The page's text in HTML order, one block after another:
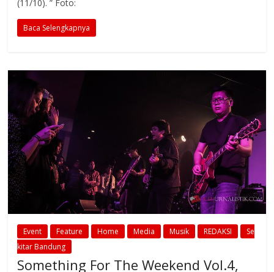
(11/10). ” Foto:
Baca Selengkapnya
Event Feature Home Media Musik REDAKSI
Se
kitar Bandung
Something For The Weekend Vol.4,